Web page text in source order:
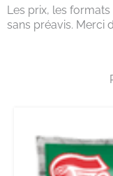
Les prix, les
sans préavis. Merci